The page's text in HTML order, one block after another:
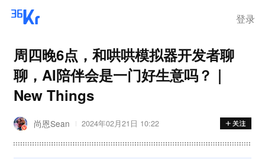
登录
周四晚6点，和哄哄模拟器开发者聊
聊，AI陪伴会是一门好生意吗？｜
New Things
尚恩Sean 2024年02月21日 10:22